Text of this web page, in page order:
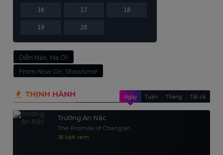
16 17 18
19 20
Diễn Nào, Ma Ơi!
From Now On, Showtime!
THỊNH HÀNH Ngày Tuần Tháng Tất cả
Trường An Nặc
The Promise of Chang’an
18 lượt xem